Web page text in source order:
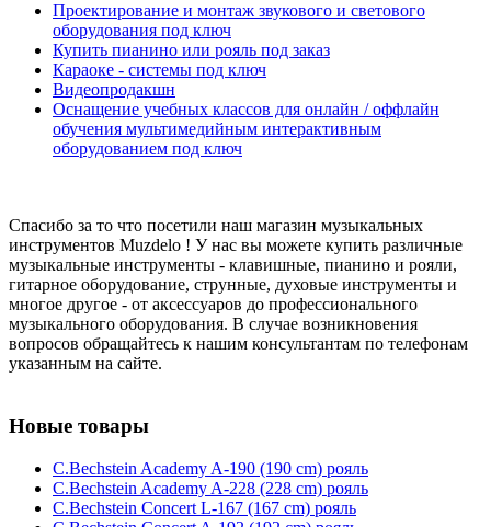
Проектирование и монтаж звукового и светового
оборудования под ключ
Купить пианино или рояль под заказ
Караоке - системы под ключ
Видеопродакшн
Оснащение учебных классов для онлайн / оффлайн
обучения мультимедийным интерактивным
оборудованием под ключ
Спасибо за то что посетили наш магазин музыкальных
инструментов Muzdelo ! У нас вы можете купить различные
музыкальные инструменты - клавишные, пианино и рояли,
гитарное оборудование, струнные, духовые инструменты и
многое другое - от аксессуаров до профессионального
музыкального оборудования. В случае возникновения
вопросов обращайтесь к нашим консультантам по телефонам
указанным на сайте.
Новые товары
C.Bechstein Academy A-190 (190 cm) рояль
C.Bechstein Academy A-228 (228 cm) рояль
C.Bechstein Concert L-167 (167 cm) рояль